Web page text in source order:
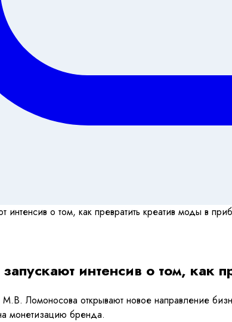
интенсив о том, как
Ломоносова открывают новое направление
монетизацию бренда.